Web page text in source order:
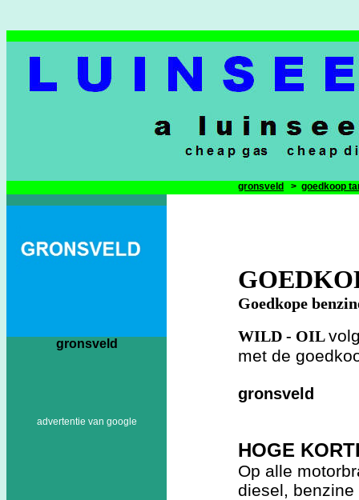
gronsveld > goedkoop
gronsveld
advertentie van google
Goedkope
WILD - OIL
met de
gronsveld
HOGE
Op alle
diesel, benzine